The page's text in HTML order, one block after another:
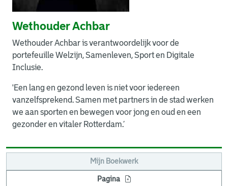
Wethouder Achbar
Wethouder Achbar is verantwoordelijk voor de
portefeuille Welzijn, Samenleven, Sport en Digitale
Inclusie.
'Een lang en gezond leven is niet voor iedereen
vanzelfsprekend. Samen met partners in de stad werken
we aan sporten en bewegen voor jong en oud en een
gezonder en vitaler Rotterdam.’
Mijn Boekwerk
Pagina